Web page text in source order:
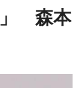
」 森本